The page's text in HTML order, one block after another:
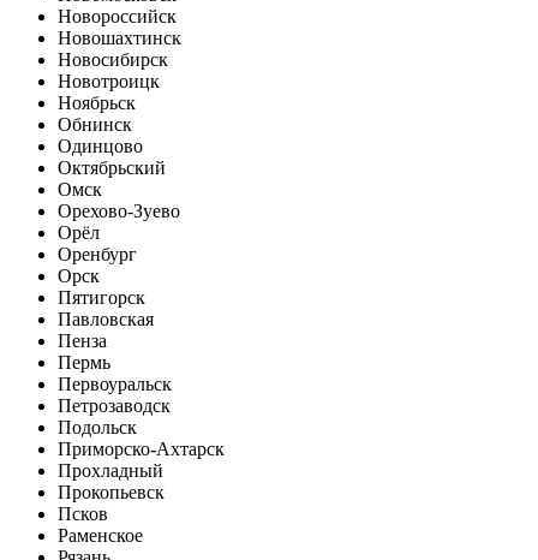
Новороссийск
Новошахтинск
Новосибирск
Новотроицк
Ноябрьск
Обнинск
Одинцово
Октябрьский
Омск
Орехово-Зуево
Орёл
Оренбург
Орск
Пятигорск
Павловская
Пенза
Пермь
Первоуральск
Петрозаводск
Подольск
Приморско-Ахтарск
Прохладный
Прокопьевск
Псков
Раменское